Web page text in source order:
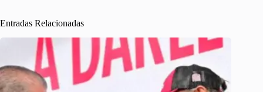
Entradas Relacionadas